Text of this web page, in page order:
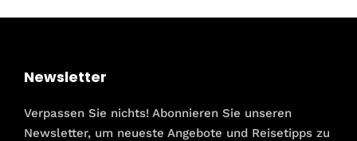
Newsletter
Verpassen Sie nichts! Abonnieren Sie unseren
Newsletter, um neueste Angebote und Reisetipps zu